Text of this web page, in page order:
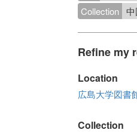
Collection
Refine my
Location
広島大学図書
Collection